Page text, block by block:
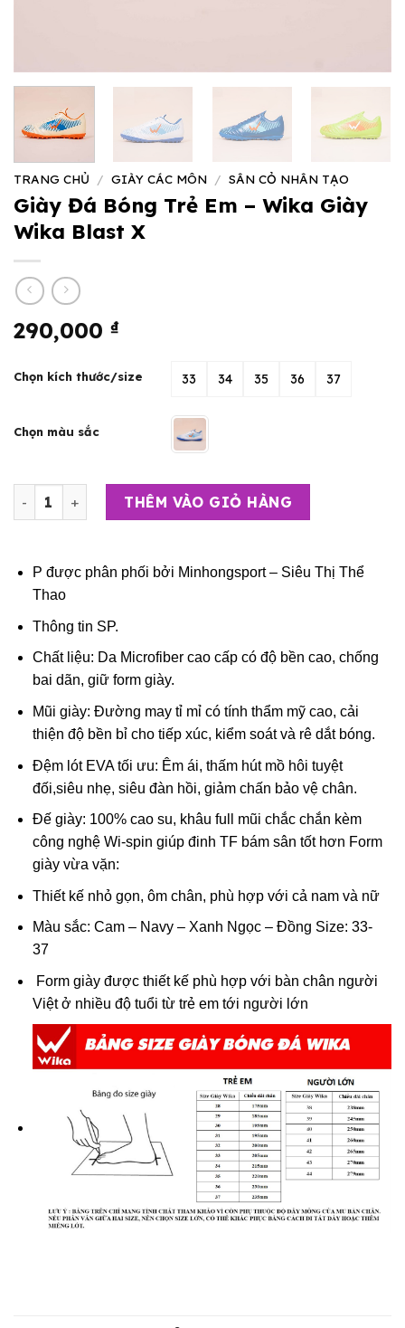
TRANG CHỦ / GIÀY CÁC MÔN / SÂN CỎ NHÂN TẠO
Giày Đá Bóng Trẻ Em – Wika Giày
Wika Blast X
290,000 ₫
Chọn kích thước/size 33 34 35 36 37
Chọn màu sắc
Giày Đá Bóng Trẻ Em – Wika Giày Wika Blast X số lượng
THÊM VÀO GIỎ HÀNG
P được phân phối bởi Minhongsport – Siêu Thị Thể
Thao
Thông tin SP.
Chất liệu: Da Microfiber cao cấp có độ bền cao, chống
bai dãn, giữ form giày.
Mũi giày: Đường may tỉ mỉ có tính thẩm mỹ cao, cải
thiện độ bền bỉ cho tiếp xúc, kiểm soát và rê dắt bóng.
Đệm lót EVA tối ưu: Êm ái, thấm hút mồ hôi tuyệt
đối,siêu nhẹ, siêu đàn hồi, giảm chấn bảo vệ chân.
Đế giày: 100% cao su, khâu full mũi chắc chắn kèm
công nghệ Wi-spin giúp đinh TF bám sân tốt hơn Form
giày vừa vặn:
Thiết kế nhỏ gọn, ôm chân, phù hợp với cả nam và nữ
Màu sắc: Cam – Navy – Xanh Ngọc – Đồng Size: 33-
37
Form giày được thiết kế phù hợp với bàn chân người
Việt ở nhiều độ tuổi từ trẻ em tới người lớn